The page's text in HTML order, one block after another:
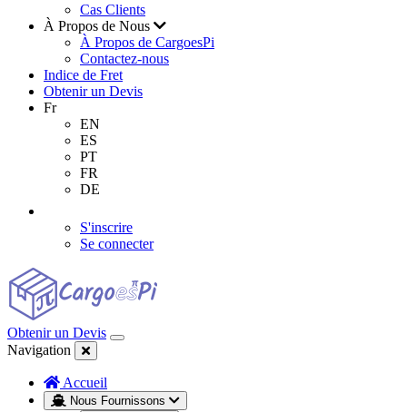
Cas Clients
À Propos de Nous
À Propos de CargoesPi
Contactez-nous
Indice de Fret
Obtenir un Devis
Fr
EN
ES
PT
FR
DE
S'inscrire
Se connecter
Obtenir un Devis
Navigation
Accueil
Nous Fournissons